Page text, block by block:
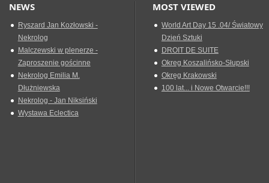
NEWS
Ryszard Jan Kozłowski -
Nekrolog
Malczewski w plenerze -
Zaproszenie gościnne
Nekrolog Emilia M.
Dłużniewska
Nekrolog - Jan Niksiński
Wystawa Eclectica
MOST VIEWED
World Art Day 15 .04/ Światowy
Dzień Sztuki
DROIT DE SUITE
Okreg Koszalińsko-Słupski
Okręg Krakowski
100 lat... i Nowe Otwarcie!!!